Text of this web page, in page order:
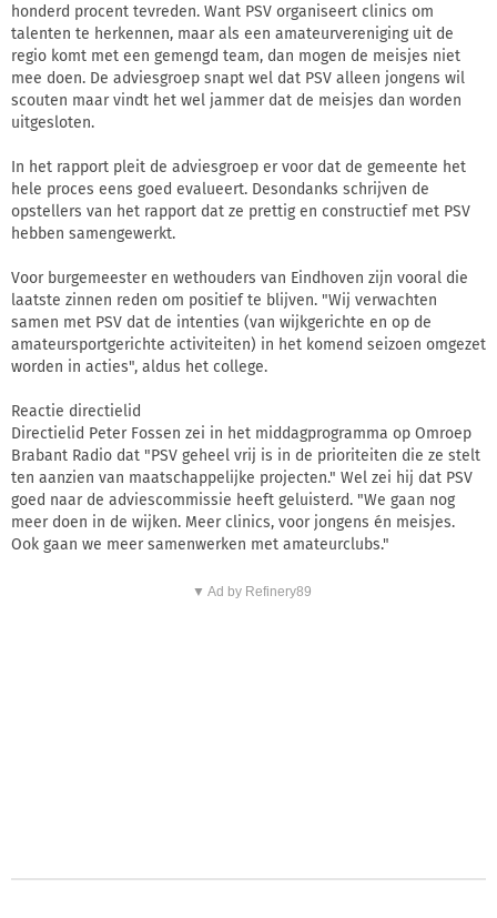
honderd procent tevreden. Want PSV organiseert clinics om
talenten te herkennen, maar als een amateurvereniging uit de
regio komt met een gemengd team, dan mogen de meisjes niet
mee doen. De adviesgroep snapt wel dat PSV alleen jongens wil
scouten maar vindt het wel jammer dat de meisjes dan worden
uitgesloten.
In het rapport pleit de adviesgroep er voor dat de gemeente het
hele proces eens goed evalueert. Desondanks schrijven de
opstellers van het rapport dat ze prettig en constructief met PSV
hebben samengewerkt.
Voor burgemeester en wethouders van Eindhoven zijn vooral die
laatste zinnen reden om positief te blijven. "Wij verwachten
samen met PSV dat de intenties (van wijkgerichte en op de
amateursportgerichte activiteiten) in het komend seizoen omgezet
worden in acties", aldus het college.
Reactie directielid
Directielid Peter Fossen zei in het middagprogramma op Omroep
Brabant Radio dat "PSV geheel vrij is in de prioriteiten die ze stelt
ten aanzien van maatschappelijke projecten." Wel zei hij dat PSV
goed naar de adviescommissie heeft geluisterd. "We gaan nog
meer doen in de wijken. Meer clinics, voor jongens én meisjes.
Ook gaan we meer samenwerken met amateurclubs."
▼ Ad by Refinery89